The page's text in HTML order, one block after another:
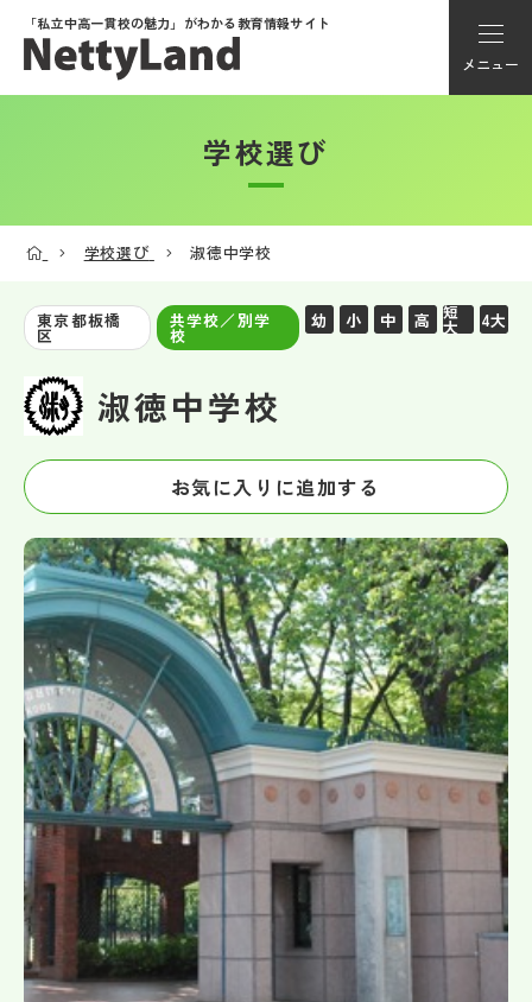
「私立中高一貫校の魅力」がわかる教育情報サイト
メニュー
アカウント登録
学校選び
学校動画
私学探検隊
帰国生受験情報
説明会・イベント情報
よみもの
学校からのお知らせ
学校HP最新情報
特集
学校選び
学校選び 淑徳中学校
東京都板橋
区
共学校／別学
校
幼 小 中 高 短
大 4大
淑徳中学校
お気に入りに追加する